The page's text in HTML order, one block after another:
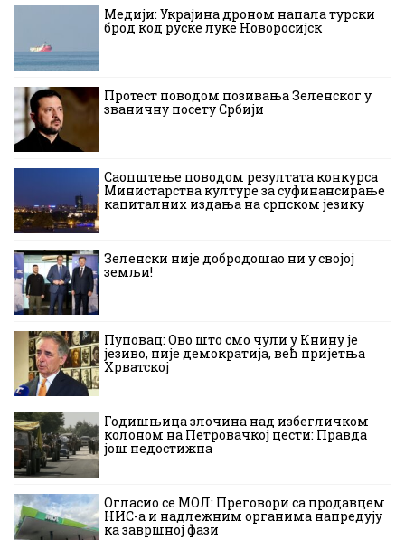
Медији: Украјина дроном напала турски
брод код руске луке Новоросијск
Протест поводом позивања Зеленског у
званичну посету Србији
Саопштење поводом резултата конкурса
Министарства културе за суфинансирање
капиталних издања на српском језику
Зеленски није добродошао ни у својој
земљи!
Пуповац: Ово што смо чули у Книну је
језиво, није демократија, већ пријетња
Хрватској
Годишњица злочина над избегличком
колоном на Петровачкој цести: Правда
још недостижна
Огласио се МОЛ: Преговори са продавцем
НИС-а и надлежним органима напредују
ка завршној фази